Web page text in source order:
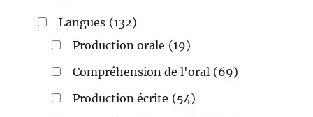
Langues (132)
Production orale (19)
Compréhension de l'oral (69)
Production écrite (54)